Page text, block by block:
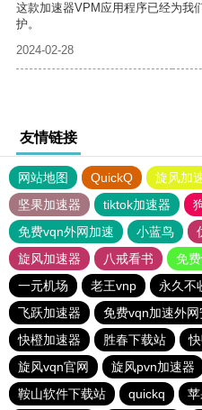
这款加速器VPM应用程序已经为我
护。
2024-02-28
友情链接
网站地图 QuickQ 旋风加
坚果加速器
tiktok加速器
免费vqn外网加速
小蓝鸟
旋风加速器
八戒看书
免
一元机场
老王vnp
永久不
飞跃加速器
免费vqn加速外网
快橙加速器
胜春下载站
旋风vqn官网
旋风pvn加速器
鞍山软件下载站
quickq